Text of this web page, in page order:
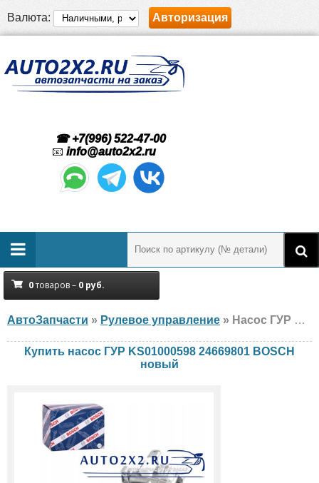
Валюта: Авторизация
☎ +7(996) 522-47-00
📧 info@auto2x2.ru
0товаров – 0 руб.
АвтоЗапчасти » Рулевое управление » Насос ГУР BOSCH KS01000598 24669801 Mercedes, новый
Купить насос ГУР KS01000598 24669801 BOSCH
новый